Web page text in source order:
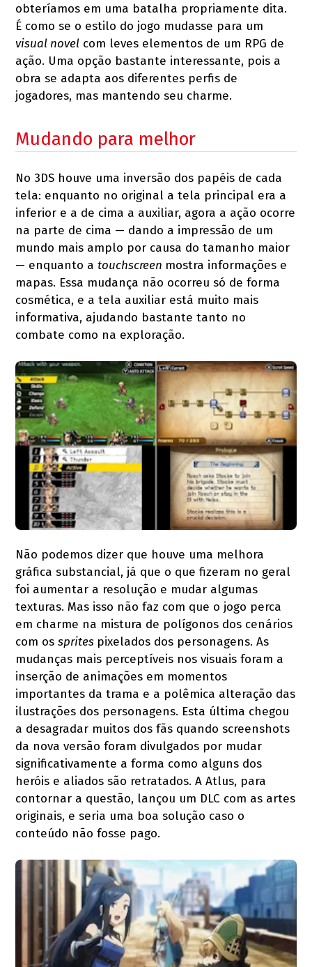
obteríamos em uma batalha propriamente dita.
É como se o estilo do jogo mudasse para um
visual novel com leves elementos de um RPG de
ação. Uma opção bastante interessante, pois a
obra se adapta aos diferentes perfis de
jogadores, mas mantendo seu charme.
Mudando para melhor
No 3DS houve uma inversão dos papéis de cada
tela: enquanto no original a tela principal era a
inferior e a de cima a auxiliar, agora a ação ocorre
na parte de cima — dando a impressão de um
mundo mais amplo por causa do tamanho maior
— enquanto atouchscreen mostra informações e
mapas. Essa mudança não ocorreu só de forma
cosmética, e a tela auxiliar está muito mais
informativa, ajudando bastante tanto no
combate como na exploração.
Não podemos dizer que houve uma melhora
gráfica substancial, já que o que fizeram no geral
foi aumentar a resolução e mudar algumas
texturas. Mas isso não faz com que o jogo perca
em charme na mistura de polígonos dos cenários
com ossprites pixelados dos personagens. As
mudanças mais perceptíveis nos visuais foram a
inserção de animações em momentos
importantes da trama e a polêmica alteração das
ilustrações dos personagens. Esta última chegou
a desagradar muitos dos fãs quando screenshots
da nova versão foram divulgados por mudar
significativamente a forma como alguns dos
heróis e aliados são retratados. A Atlus, para
contornar a questão, lançou um DLC com as artes
originais, e seria uma boa solução caso o
conteúdo não fosse pago.